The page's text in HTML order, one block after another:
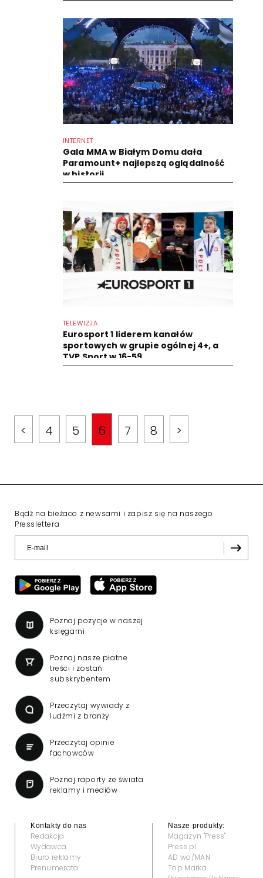
INTERNET
Gala MMA w Białym Domu dała
Paramount+ najlepszą oglądalność
w historii
TELEWIZJA
Eurosport 1 liderem kanałów
sportowych w grupie ogólnej 4+, a
TVP Sport w 16-59
< 4 5 6 7 8 >
Bądź na bieżaco z newsami i zapisz się na naszego
Presslettera
Poznaj pozycje w naszej
księgarni
Poznaj nasze płatne
treści i zostań
subskrybentem
Przeczytaj wywiady z
ludźmi z branży
Przeczytaj opinie
fachowców
Poznaj raporty ze świata
reklamy i mediów
Kontakty do nas
Redakcja
Wydawca
Biuro reklamy
Prenumerata
Nasze produkty:
Magazyn "Press"
Press.pl
AD wo/MAN
Top Marka